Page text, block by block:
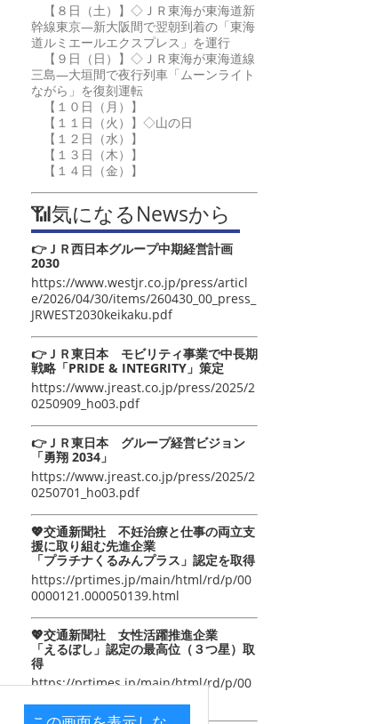
【８日（土）】◇ＪＲ東海が東海道新
幹線東京―新大阪間で翌朝到着の「東海
道ルミエールエクスプレス」を運行
【９日（日）】◇ＪＲ東海が東海道線
三島―大垣間で夜行列車「ムーンライト
ながら」を復刻運転
【１０日（月）】
【１１日（火）】◇山の日
【１２日（水）】
【１３日（木）】
【１４日（金）】
📶気になるNewsから
👉ＪＲ西日本グループ中期経営計画
2030
https://www.westjr.co.jp/press/articl
e/2026/04/30/items/260430_00_press_
JRWEST2030keikaku.pdf
👉ＪＲ東日本 モビリティ事業で中長期
戦略「PRIDE & INTEGRITY」策定
https://www.jreast.co.jp/press/2025/2
0250909_ho03.pdf
👉ＪＲ東日本 グループ経営ビジョン
「勇翔 2034」
https://www.jreast.co.jp/press/2025/2
0250701_ho03.pdf
💖交通新聞社 不妊治療と仕事の両立支
援に取り組む先進企業
「プラチナくるみんプラス」認定を取得
https://prtimes.jp/main/html/rd/p/00
0000121.000050139.html
💖交通新聞社 女性活躍推進企業
「えるぼし」認定の最高位（３つ星）取
得
https://prtimes.jp/main/html/rd/p/00